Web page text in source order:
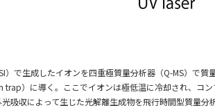
）で生成したイオンを四重極質量分析器（Q-MS）で
trap）に導く。ここでイオンは極低温に冷却され、コ
吸収によって生じた光解離生成物を飛行時間型質量分